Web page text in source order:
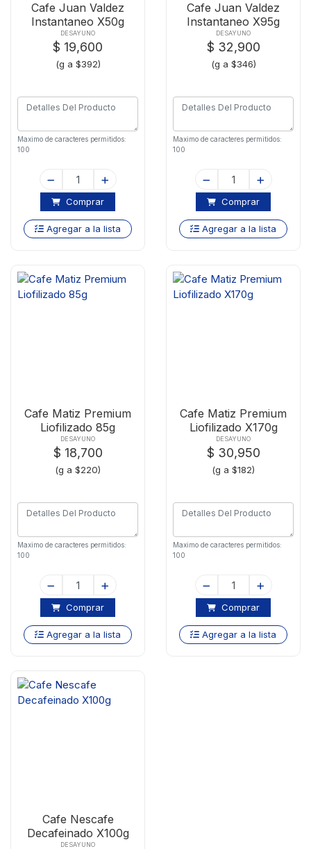
Cafe Juan Valdez
Instantaneo X50g
DESAYUNO
$ 19,600
(g a $392)
Maximo de caracteres permitidos:
100
Comprar
Agregar a la lista
Cafe Juan Valdez
Instantaneo X95g
DESAYUNO
$ 32,900
(g a $346)
Maximo de caracteres permitidos:
100
Comprar
Agregar a la lista
Cafe Matiz Premium
Liofilizado 85g
DESAYUNO
$ 18,700
(g a $220)
Maximo de caracteres permitidos:
100
Comprar
Agregar a la lista
Cafe Matiz Premium
Liofilizado X170g
DESAYUNO
$ 30,950
(g a $182)
Maximo de caracteres permitidos:
100
Comprar
Agregar a la lista
Cafe Nescafe
Decafeinado X100g
DESAYUNO